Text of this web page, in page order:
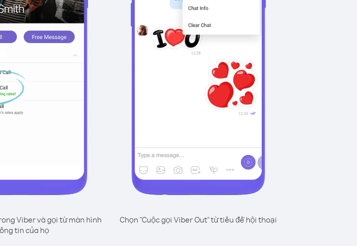
Viber và gọi từ màn hình
tin của họ
Chọn "Cuộc gọi Viber Out" từ tiêu đề hội thoại